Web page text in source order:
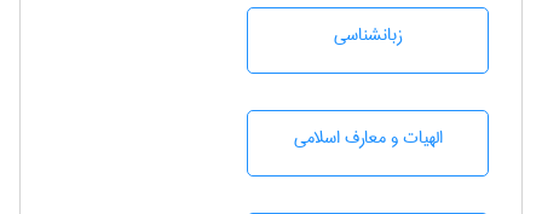
زبانشناسی
الهیات و معارف اسلامی